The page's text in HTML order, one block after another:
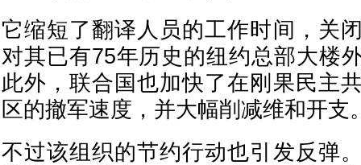
它缩短了翻译人员的工作时间，关
对其已有75年历史的纽约总部大楼
此外，联合国也加快了在刚果民主
区的撤军速度，并大幅削减维和开支
不过该组织的节约行动也引发反弹